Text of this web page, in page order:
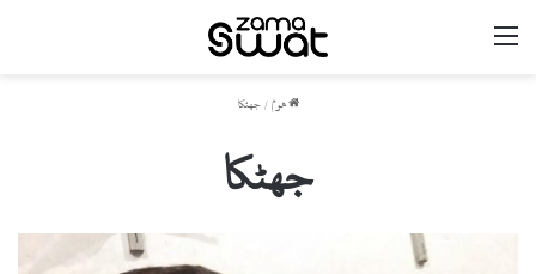
ھوم / جھٹکا
جھٹکا